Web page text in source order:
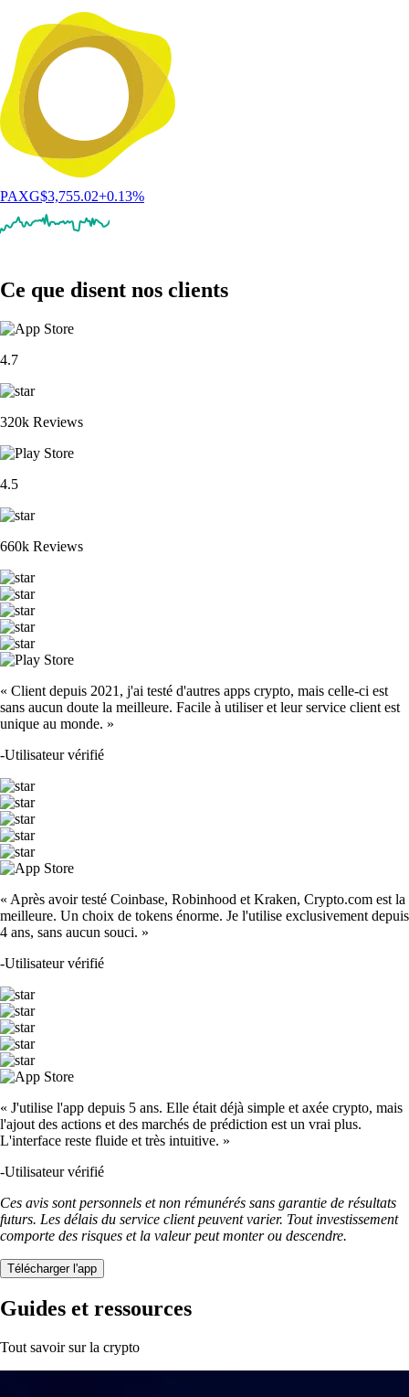
PAXG$3,755.02+0.13%
Ce que disent nos clients
4.7
320k Reviews
4.5
660k Reviews
« Client depuis 2021, j'ai testé d'autres apps crypto, mais celle-ci est
sans aucun doute la meilleure. Facile à utiliser et leur service client est
unique au monde. »
-Utilisateur vérifié
« Après avoir testé Coinbase, Robinhood et Kraken, Crypto.com est la
meilleure. Un choix de tokens énorme. Je l'utilise exclusivement depuis
4 ans, sans aucun souci. »
-Utilisateur vérifié
« J'utilise l'app depuis 5 ans. Elle était déjà simple et axée crypto, mais
l'ajout des actions et des marchés de prédiction est un vrai plus.
L'interface reste fluide et très intuitive. »
-Utilisateur vérifié
Ces avis sont personnels et non rémunérés sans garantie de résultats
futurs. Les délais du service client peuvent varier. Tout investissement
comporte des risques et la valeur peut monter ou descendre.
Télécharger l'app
Guides et ressources
Tout savoir sur la crypto